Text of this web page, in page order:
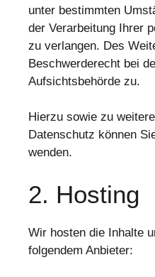
unter bestimmten
der Verarbeitung Ihrer
zu verlangen. Des
Beschwerderecht bei
Aufsichtsbehörde zu.
Hierzu sowie zu
Datenschutz können
wenden.
2. Hosting
Wir hosten die Inhalte
folgendem Anbieter: